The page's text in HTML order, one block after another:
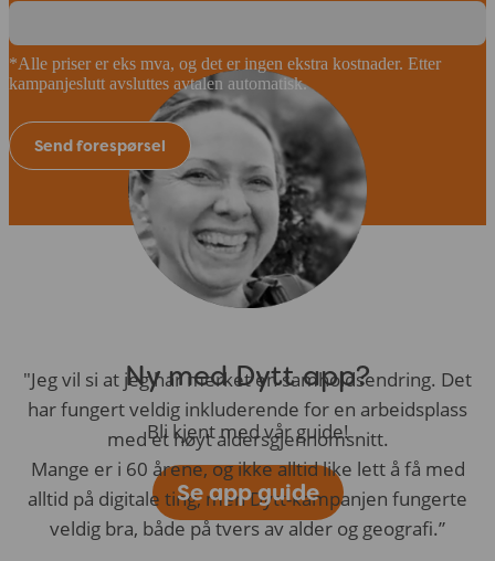
"Jeg vil si at jeg har merket en samholdsendring. Det
har fungert veldig inkluderende for en arbeidsplass
med et høyt aldersgjennomsnitt.
Mange er i 60 årene, og ikke alltid like lett å få med
alltid på digitale ting, men Dytt-kampanjen fungerte
veldig bra, både på tvers av alder og geografi.”
*Alle priser er eks mva, og det er ingen ekstra kostnader. Etter
kampanjeslutt avsluttes avtalen automatisk.
Send forespørsel
Ny med Dytt app?
Bli kjent med vår guide!
Se app guide